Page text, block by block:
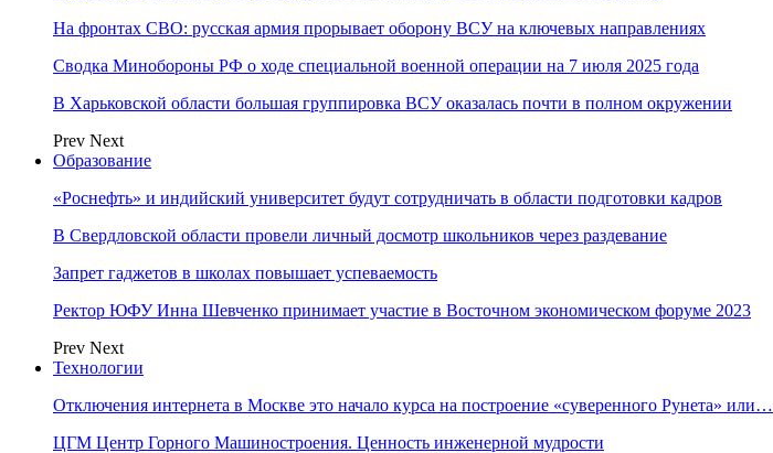
На фронтах СВО: русская армия прорывает оборону ВСУ на ключевых направлениях
Сводка Минобороны РФ о ходе специальной военной операции на 7 июля 2025 года
В Харьковской области большая группировка ВСУ оказалась почти в полном окружении
Prev Next
Образование
«Роснефть» и индийский университет будут сотрудничать в области подготовки кадров
В Свердловской области провели личный досмотр школьников через раздевание
Запрет гаджетов в школах повышает успеваемость
Ректор ЮФУ Инна Шевченко принимает участие в Восточном экономическом форуме 2023
Prev Next
Технологии
Отключения интернета в Москве это начало курса на построение «суверенного Рунета» или…
ЦГМ Центр Горного Машиностроения. Ценность инженерной мудрости